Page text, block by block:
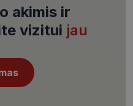
akimis ir
vizitui jau
CookieScript
www.visionexpress.lt